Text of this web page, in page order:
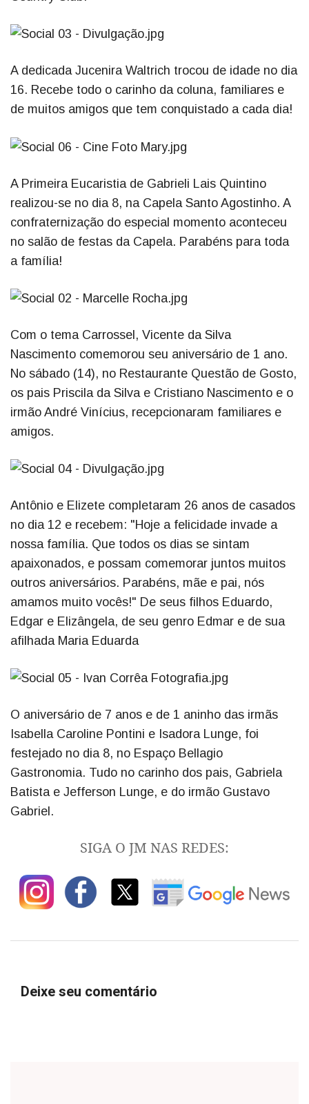
A dedicada Jucenira Waltrich trocou de idade no dia
16. Recebe todo o carinho da coluna, familiares e
de muitos amigos que tem conquistado a cada dia!
A Primeira Eucaristia de Gabrieli Lais Quintino
realizou-se no dia 8, na Capela Santo Agostinho. A
confraternização do especial momento aconteceu
no salão de festas da Capela. Parabéns para toda
a família!
Com o tema Carrossel, Vicente da Silva
Nascimento comemorou seu aniversário de 1 ano.
No sábado (14), no Restaurante Questão de Gosto,
os pais Priscila da Silva e Cristiano Nascimento e o
irmão André Vinícius, recepcionaram familiares e
amigos.
Antônio e Elizete completaram 26 anos de casados
no dia 12 e recebem: "Hoje a felicidade invade a
nossa família. Que todos os dias se sintam
apaixonados, e possam comemorar juntos muitos
outros aniversários. Parabéns, mãe e pai, nós
amamos muito vocês!" De seus filhos Eduardo,
Edgar e Elizângela, de seu genro Edmar e de sua
afilhada Maria Eduarda
O aniversário de 7 anos e de 1 aninho das irmãs
Isabella Caroline Pontini e Isadora Lunge, foi
festejado no dia 8, no Espaço Bellagio
Gastronomia. Tudo no carinho dos pais, Gabriela
Batista e Jefferson Lunge, e do irmão Gustavo
Gabriel.
SIGA O JM NAS REDES:
Deixe seu comentário